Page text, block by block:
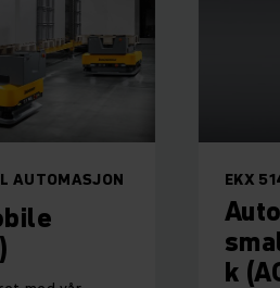
EKX 514a / 516ka /
Automatisk